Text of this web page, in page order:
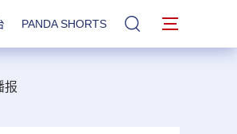
PANDA SHORTS 站内搜索
报